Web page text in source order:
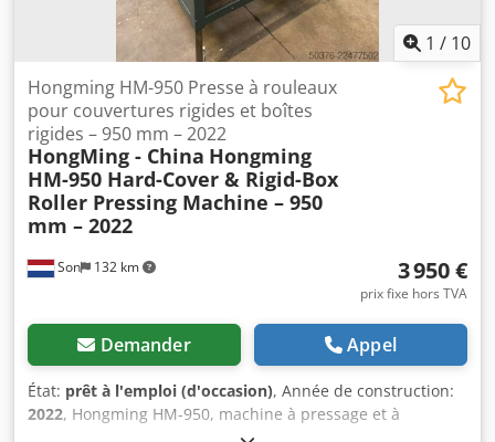
1 / 10
Son 132 km
Hongming HM-950 Presse à rouleaux
pour couvertures rigides et boîtes
rigides – 950 mm – 2022
HongMing - China Hongming
HM-950 Hard-Cover & Rigid-Box
Roller Pressing Machine – 950
mm – 2022
3 950 €
prix fixe hors TVA
Demander Appel
État: prêt à l'emploi (d'occasion), Année de construction:
2022, Hongming HM-950, machine à pressage et à
calandrage continu à rouleau, adaptée à la production de